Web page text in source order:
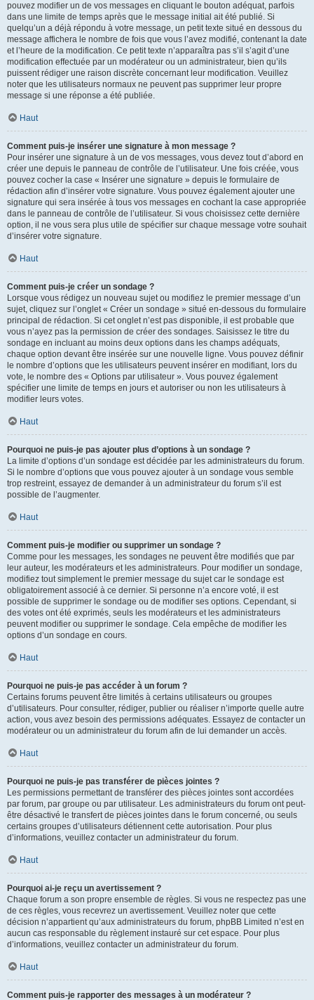
pouvez modifier un de vos messages en cliquant le bouton adéquat, parfois
dans une limite de temps après que le message initial ait été publié. Si
quelqu’un a déjà répondu à votre message, un petit texte situé en dessous du
message affichera le nombre de fois que vous l’avez modifié, contenant la date
et l’heure de la modification. Ce petit texte n’apparaîtra pas s’il s’agit d’une
modification effectuée par un modérateur ou un administrateur, bien qu’ils
puissent rédiger une raison discrète concernant leur modification. Veuillez
noter que les utilisateurs normaux ne peuvent pas supprimer leur propre
message si une réponse a été publiée.
Haut
Comment puis-je insérer une signature à mon message ?
Pour insérer une signature à un de vos messages, vous devez tout d’abord en
créer une depuis le panneau de contrôle de l’utilisateur. Une fois créée, vous
pouvez cocher la case « Insérer une signature » depuis le formulaire de
rédaction afin d’insérer votre signature. Vous pouvez également ajouter une
signature qui sera insérée à tous vos messages en cochant la case appropriée
dans le panneau de contrôle de l’utilisateur. Si vous choisissez cette dernière
option, il ne vous sera plus utile de spécifier sur chaque message votre souhait
d’insérer votre signature.
Haut
Comment puis-je créer un sondage ?
Lorsque vous rédigez un nouveau sujet ou modifiez le premier message d’un
sujet, cliquez sur l’onglet « Créer un sondage » situé en-dessous du formulaire
principal de rédaction. Si cet onglet n’est pas disponible, il est probable que
vous n’ayez pas la permission de créer des sondages. Saisissez le titre du
sondage en incluant au moins deux options dans les champs adéquats,
chaque option devant être insérée sur une nouvelle ligne. Vous pouvez définir
le nombre d’options que les utilisateurs peuvent insérer en modifiant, lors du
vote, le nombre des « Options par utilisateur ». Vous pouvez également
spécifier une limite de temps en jours et autoriser ou non les utilisateurs à
modifier leurs votes.
Haut
Pourquoi ne puis-je pas ajouter plus d’options à un sondage ?
La limite d’options d’un sondage est décidée par les administrateurs du forum.
Si le nombre d’options que vous pouvez ajouter à un sondage vous semble
trop restreint, essayez de demander à un administrateur du forum s’il est
possible de l’augmenter.
Haut
Comment puis-je modifier ou supprimer un sondage ?
Comme pour les messages, les sondages ne peuvent être modifiés que par
leur auteur, les modérateurs et les administrateurs. Pour modifier un sondage,
modifiez tout simplement le premier message du sujet car le sondage est
obligatoirement associé à ce dernier. Si personne n’a encore voté, il est
possible de supprimer le sondage ou de modifier ses options. Cependant, si
des votes ont été exprimés, seuls les modérateurs et les administrateurs
peuvent modifier ou supprimer le sondage. Cela empêche de modifier les
options d’un sondage en cours.
Haut
Pourquoi ne puis-je pas accéder à un forum ?
Certains forums peuvent être limités à certains utilisateurs ou groupes
d’utilisateurs. Pour consulter, rédiger, publier ou réaliser n’importe quelle autre
action, vous avez besoin des permissions adéquates. Essayez de contacter un
modérateur ou un administrateur du forum afin de lui demander un accès.
Haut
Pourquoi ne puis-je pas transférer de pièces jointes ?
Les permissions permettant de transférer des pièces jointes sont accordées
par forum, par groupe ou par utilisateur. Les administrateurs du forum ont peut-
être désactivé le transfert de pièces jointes dans le forum concerné, ou seuls
certains groupes d’utilisateurs détiennent cette autorisation. Pour plus
d’informations, veuillez contacter un administrateur du forum.
Haut
Pourquoi ai-je reçu un avertissement ?
Chaque forum a son propre ensemble de règles. Si vous ne respectez pas une
de ces règles, vous recevrez un avertissement. Veuillez noter que cette
décision n’appartient qu’aux administrateurs du forum, phpBB Limited n’est en
aucun cas responsable du règlement instauré sur cet espace. Pour plus
d’informations, veuillez contacter un administrateur du forum.
Haut
Comment puis-je rapporter des messages à un modérateur ?